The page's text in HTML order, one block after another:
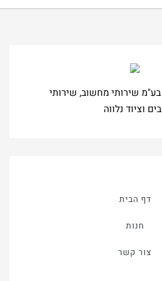
שירותי מחשוב, שירותי
וציוד נלווה
דף הבית
חנות
צור קשר